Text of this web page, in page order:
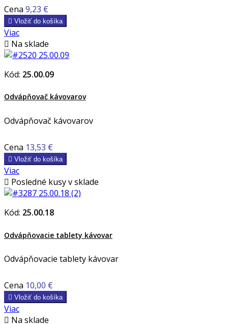
Cena 9,23 €
 Vložiť do košíka
Viac
 Na sklade
Kód: 25.00.09
Odvápňovač kávovarov
Odvápňovač kávovarov
Cena 13,53 €
 Vložiť do košíka
Viac
 Posledné kusy v sklade
Kód: 25.00.18
Odvápňovacie tablety kávovar
Odvápňovacie tablety kávovar
Cena 10,00 €
 Vložiť do košíka
Viac
 Na sklade